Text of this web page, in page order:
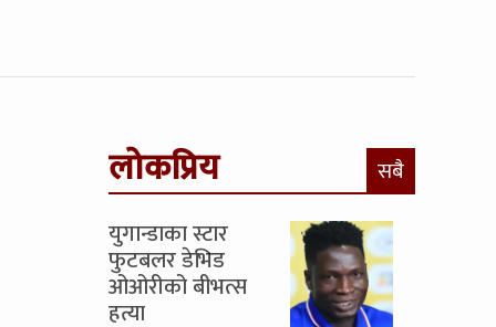
लोकप्रिय सबै
युगान्डाका स्टार
फुटबलर डेभिड
ओओरीको बीभत्स
हत्या